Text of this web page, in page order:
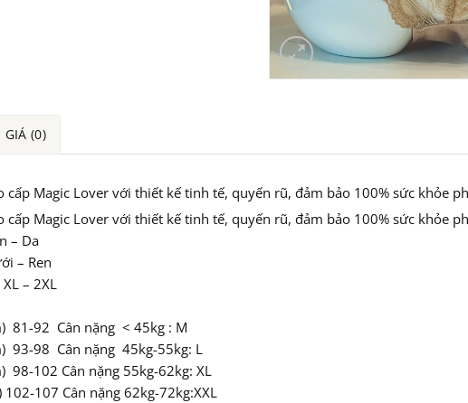
(0)
cấp Magic Lover với thiết kế tinh tế, quyến rũ, đảm bảo 100% sức khỏe
cấp Magic Lover với thiết kế tinh tế, quyến rũ, đảm bảo 100% sức khỏe
– Da
– Ren
XL – 2XL
81-92 Cân nặng < 45kg : M
93-98 Cân nặng 45kg-55kg: L
98-102 Cân nặng 55kg-62kg: XL
102-107 Cân nặng 62kg-72kg:XXL